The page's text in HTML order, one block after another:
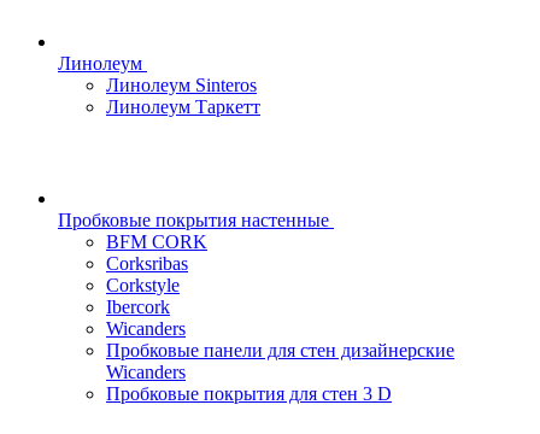
Линолеум
Линолеум Sinteros
Линолеум Таркетт
Пробковые покрытия настенные
BFM CORK
Corksribas
Corkstyle
Ibercork
Wicanders
Пробковые панели для стен дизайнерские
Wicanders
Пробковые покрытия для стен 3 D